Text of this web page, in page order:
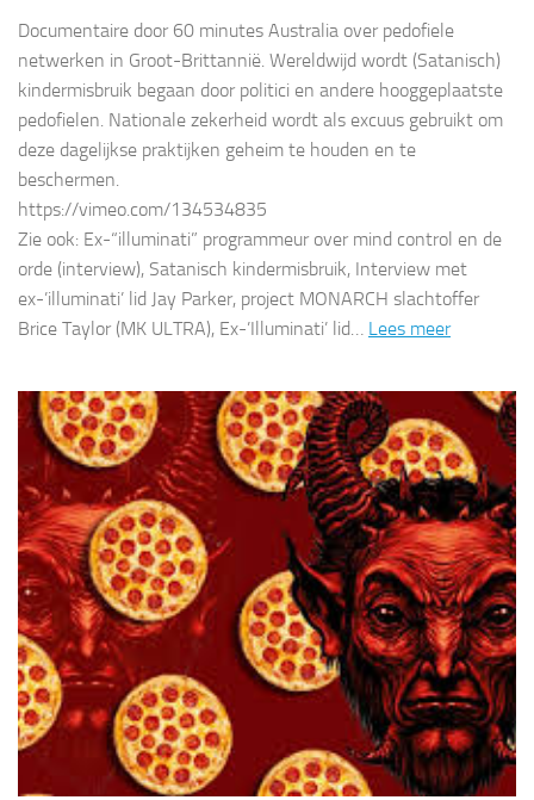
Documentaire door 60 minutes Australia over pedofiele
netwerken in Groot-Brittannië. Wereldwijd wordt (Satanisch)
kindermisbruik begaan door politici en andere hooggeplaatste
pedofielen. Nationale zekerheid wordt als excuus gebruikt om
deze dagelijkse praktijken geheim te houden en te
beschermen.
https://vimeo.com/134534835
Zie ook: Ex-“illuminati” programmeur over mind control en de
orde (interview), Satanisch kindermisbruik, Interview met
ex-’illuminati’ lid Jay Parker, project MONARCH slachtoffer
Brice Taylor (MK ULTRA), Ex-’Illuminati’ lid… Lees meer